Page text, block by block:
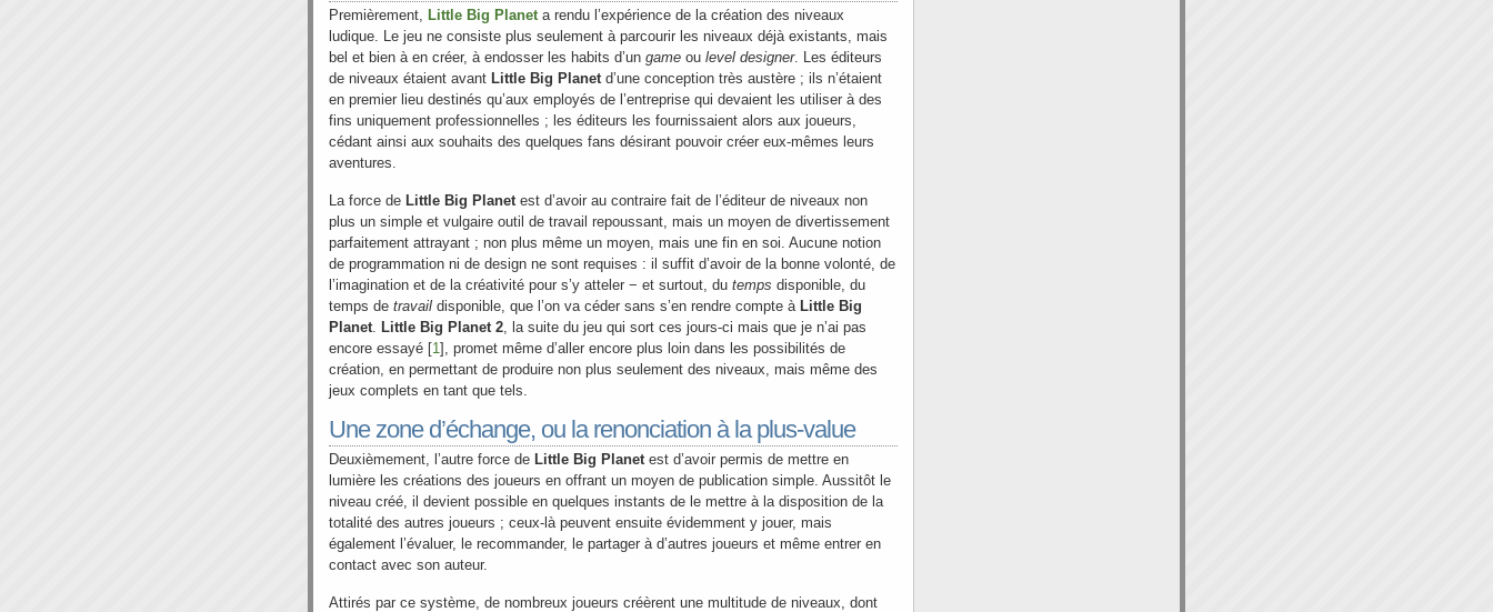
Premièrement, Little Big Planeta rendu l’expérience de la création des niveaux
ludique. Le jeu ne consiste plus seulement à parcourir les niveaux déjà existants, mais
bel et bien à en créer, à endosser les habits d’un game ou level designer. Les éditeurs
de niveaux étaient avant Little Big Planetd’une conception très austère ; ils n’étaient
en premier lieu destinés qu’aux employés de l’entreprise qui devaient les utiliser à des
fins uniquement professionnelles ; les éditeurs les fournissaient alors aux joueurs,
cédant ainsi aux souhaits des quelques fans désirant pouvoir créer eux-mêmes leurs
aventures.
La force de Little Big Planetest d’avoir au contraire fait de l’éditeur de niveaux non
plus un simple et vulgaire outil de travail repoussant, mais un moyen de divertissement
parfaitement attrayant ; non plus même un moyen, mais une fin en soi. Aucune notion
de programmation ni de design ne sont requises : il suffit d’avoir de la bonne volonté, de
l’imagination et de la créativité pour s’y atteler − et surtout, du temps disponible, du
temps de travail disponible, que l’on va céder sans s’en rendre compte à Little Big
Planet. Little Big Planet 2, la suite du jeu qui sort ces jours-ci mais que je n’ai pas
encore essayé [1], promet même d’aller encore plus loin dans les possibilités de
création, en permettant de produire non plus seulement des niveaux, mais même des
jeux complets en tant que tels.
Une zone d’échange, ou la renonciation à la plus-value
Deuxièmement, l’autre force de Little Big Planetest d’avoir permis de mettre en
lumière les créations des joueurs en offrant un moyen de publication simple. Aussitôt le
niveau créé, il devient possible en quelques instants de le mettre à la disposition de la
totalité des autres joueurs ; ceux-là peuvent ensuite évidemment y jouer, mais
également l’évaluer, le recommander, le partager à d’autres joueurs et même entrer en
contact avec son auteur.
Attirés par ce système, de nombreux joueurs créèrent une multitude de niveaux, dont